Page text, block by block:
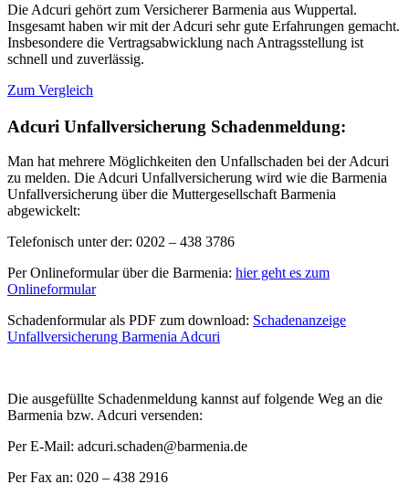
Die Adcuri gehört zum Versicherer Barmenia aus Wuppertal.
Insgesamt haben wir mit der Adcuri sehr gute Erfahrungen gemacht.
Insbesondere die Vertragsabwicklung nach Antragsstellung ist
schnell und zuverlässig.
Zum Vergleich
Adcuri Unfallversicherung Schadenmeldung:
Man hat mehrere Möglichkeiten den Unfallschaden bei der Adcuri
zu melden. Die Adcuri Unfallversicherung wird wie die Barmenia
Unfallversicherung über die Muttergesellschaft Barmenia
abgewickelt:
Telefonisch unter der: 0202 – 438 3786
Per Onlineformular über die Barmenia: hier geht es zum
Onlineformular
Schadenformular als PDF zum download: Schadenanzeige
Unfallversicherung Barmenia Adcuri
Die ausgefüllte Schadenmeldung kannst auf folgende Weg an die
Barmenia bzw. Adcuri versenden:
Per E-Mail: adcuri.schaden@barmenia.de
Per Fax an: 020 – 438 2916